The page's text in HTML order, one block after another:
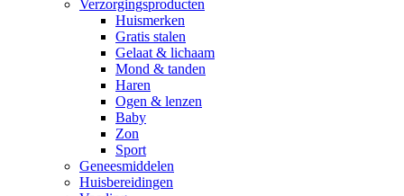
Verzorgingsproducten
Huismerken
Gratis stalen
Gelaat & lichaam
Mond & tanden
Haren
Ogen & lenzen
Baby
Zon
Sport
Geneesmiddelen
Huisbereidingen